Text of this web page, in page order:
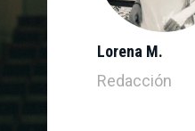
Lorena M.
Redacción